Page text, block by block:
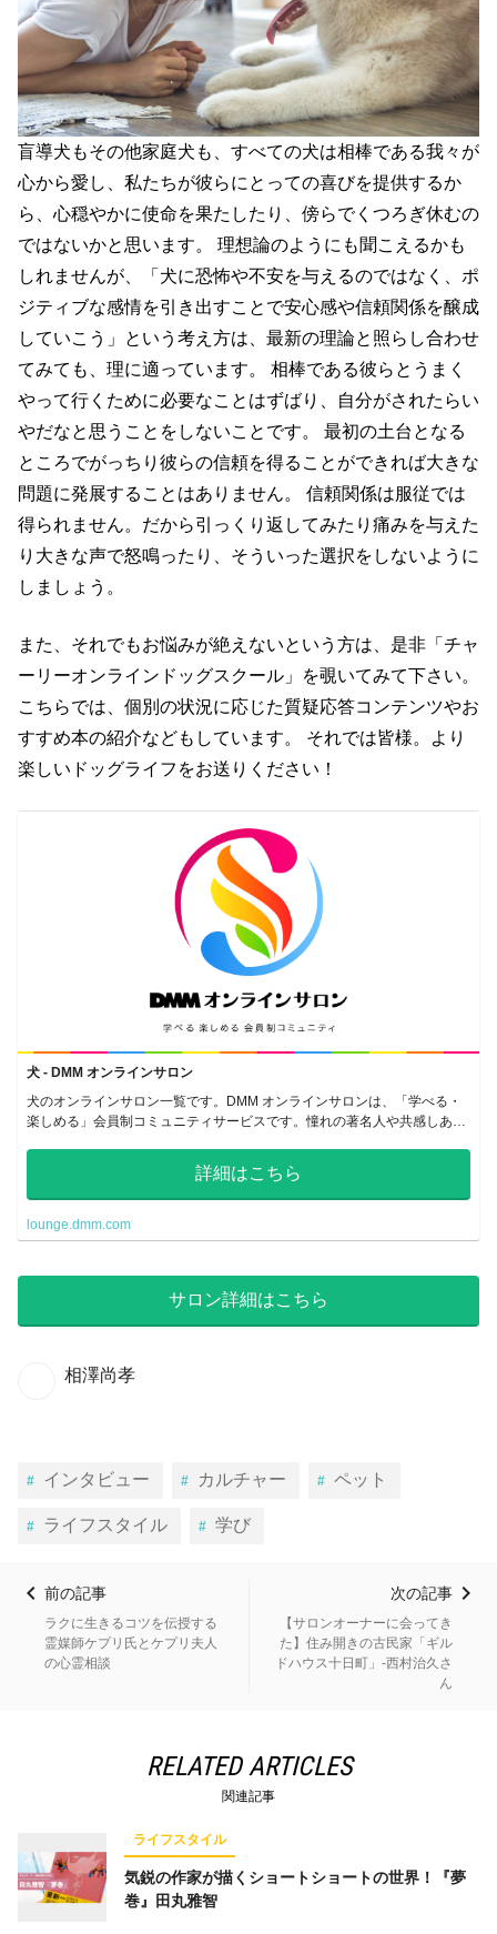
盲導犬もその他家庭犬も、すべての犬は相棒である我々が
心から愛し、私たちが彼らにとっての喜びを提供するか
ら、心穏やかに使命を果たしたり、傍らでくつろぎ休むの
ではないかと思います。 理想論のようにも聞こえるかも
しれませんが、「犬に恐怖や不安を与えるのではなく、ポ
ジティブな感情を引き出すことで安心感や信頼関係を醸成
していこう」という考え方は、最新の理論と照らし合わせ
てみても、理に適っています。 相棒である彼らとうまく
やって行くために必要なことはずばり、自分がされたらい
やだなと思うことをしないことです。 最初の土台となる
ところでがっちり彼らの信頼を得ることができれば大きな
問題に発展することはありません。 信頼関係は服従では
得られません。だから引っくり返してみたり痛みを与えた
り大きな声で怒鳴ったり、そういった選択をしないように
しましょう。
また、それでもお悩みが絶えないという方は、是非「チャ
ーリーオンラインドッグスクール」を覗いてみて下さい。
こちらでは、個別の状況に応じた質疑応答コンテンツやお
すすめ本の紹介などもしています。 それでは皆様。より
楽しいドッグライフをお送りください！
犬 - DMM オンラインサロン
犬のオンラインサロン一覧です。DMM オンラインサロンは、「学べる・
楽しめる」会員制コミュニティサービスです。憧れの著名人や共感しあえ
詳細はこちら
lounge.dmm.com
サロン詳細はこちら
相澤尚孝
インタビュー カルチャー ペット
ライフスタイル 学び
前の記事
ラクに生きるコツを伝授する
霊媒師ケプリ氏とケプリ夫人
の心霊相談
次の記事
【サロンオーナーに会ってき
た】住み開きの古民家「ギル
ドハウス十日町」-西村治久さ
ん
RELATED ARTICLES
関連記事
ライフスタイル
気鋭の作家が描くショートショートの世界！『夢
巻』田丸雅智